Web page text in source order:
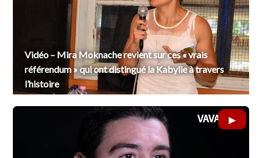
Vidéo – Mira Moknache revient sur ces « vrais
référendum » qui ont distingué la Kabylie à travers
l’histoire